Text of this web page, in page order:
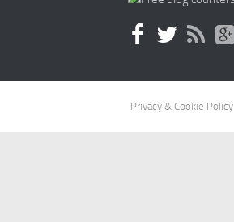
Privacy & Cookie Policy